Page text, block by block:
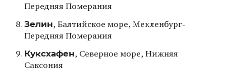
Передняя Померания
Зелин, Балтийское море, Мекленбург-
Передняя Померания
Куксхафен, Северное море, Нижняя
Саксония